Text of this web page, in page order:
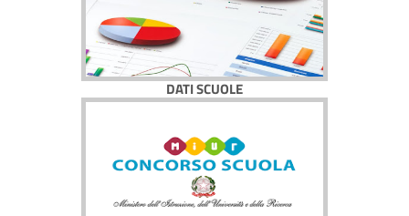
DATI SCUOLE